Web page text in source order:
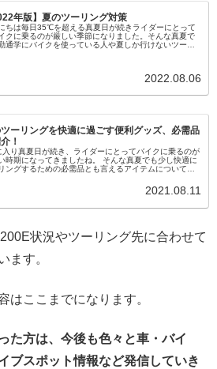
年版】夏のツーリング対策
ちは毎日35℃を超える真夏日が続きライダーにとって
クに乗るのが厳しい季節になりました。そんな真夏で
通学にバイクを使っている人や夏しか行けないツーリ
2022.08.06
ーリングを快適に過ごす便利グッズ、必需品
！
入り真夏日が続き、ライダーにとってバイクに乗るのが
時期になってきましたね。 そんな真夏でも少し快適に
ングするための必需品とも言えるアイテムについて、
2021.08.11
状況やツーリング先に合わせて
ます。
はここまでになります。
た方は、今後も色々と車・バイ
ブスポット情報など発信していき